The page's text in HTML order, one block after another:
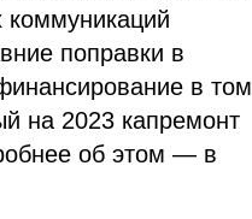
коммуникаций
поправки в
в том
на 2023 капремонт
об этом — в